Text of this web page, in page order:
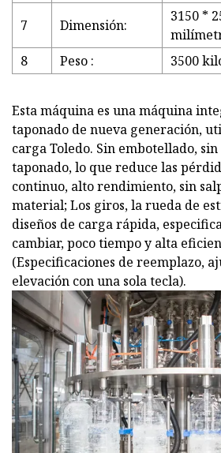
7 Dimensión:
3150 *
8
Peso : 3500
Esta máquina es una máquina
taponado de nueva generación,
carga Toledo. Sin embotellado,
taponado, lo que reduce las
continuo, alto rendimiento, sin
material; Los giros, la rueda de
diseños de carga rápida,
cambiar, poco tiempo y alta
(Especificaciones de reemplazo,
elevación con una sola tecla).